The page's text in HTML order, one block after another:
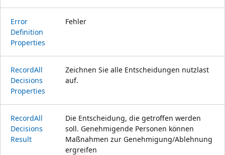
Error
Definition
Properties
Fehler
RecordAll
Decisions
Properties
Zeichnen Sie alle Entscheidungen nutzlast
auf.
RecordAll
Decisions
Result
Die Entscheidung, die getroffen werden
soll. Genehmigende Personen können
Maßnahmen zur Genehmigung/Ablehnung
ergreifen